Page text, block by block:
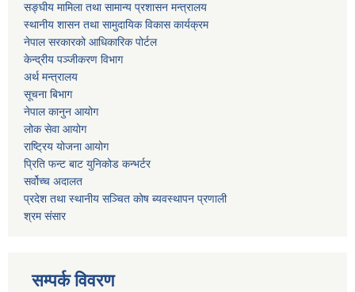
सङ्घीय मामिला तथा सामान्य प्रशासन मन्त्रालय
स्थानीय शासन तथा सामुदायिक विकास कार्यक्रम
नेपाल सरकारको आधिकारिक पोर्टल
केन्द्रीय पञ्जीकरण विभाग
अर्थ मन्त्रालय
सूचना बिभाग
नेपाल कानुन आयोग
लोक सेवा आयोग
राष्ट्रिय योजना आयोग
प्रिति फन्ट बाट युनिकोड कन्भर्टर
सर्वोच्च अदालत
प्रदेश तथा स्थानीय सञ्चित कोष ब्यवस्थापन प्रणाली
श्रम संसार
सम्पर्क विवरण